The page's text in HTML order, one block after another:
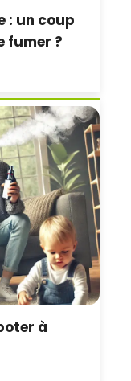
: un coup
fumer ?
à